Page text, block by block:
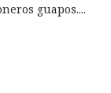
guapos....